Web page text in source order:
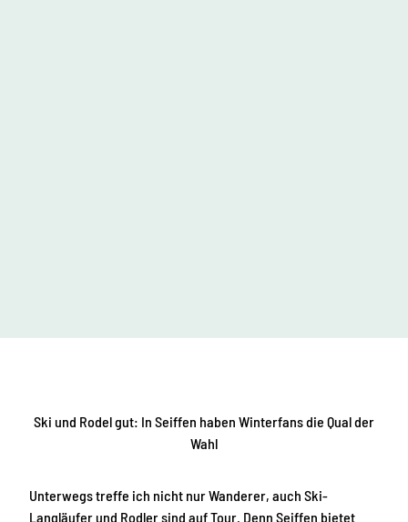
Ski und Rodel gut: In Seiffen haben Winterfans die Qual der
Wahl
Unterwegs treffe ich nicht nur Wanderer, auch Ski-
Langläufer und Rodler sind auf Tour. Denn Seiffen bietet